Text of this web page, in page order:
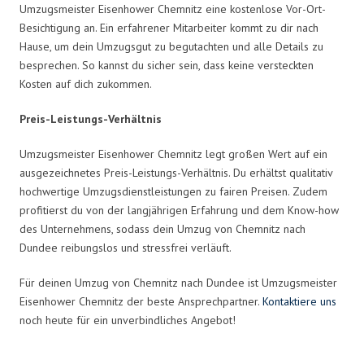
Umzugsmeister Eisenhower Chemnitz eine kostenlose Vor-Ort-
Besichtigung an. Ein erfahrener Mitarbeiter kommt zu dir nach
Hause, um dein Umzugsgut zu begutachten und alle Details zu
besprechen. So kannst du sicher sein, dass keine versteckten
Kosten auf dich zukommen.
Preis-Leistungs-Verhältnis
Umzugsmeister Eisenhower Chemnitz legt großen Wert auf ein
ausgezeichnetes Preis-Leistungs-Verhältnis. Du erhältst qualitativ
hochwertige Umzugsdienstleistungen zu fairen Preisen. Zudem
profitierst du von der langjährigen Erfahrung und dem Know-how
des Unternehmens, sodass dein Umzug von Chemnitz nach
Dundee reibungslos und stressfrei verläuft.
Für deinen Umzug von Chemnitz nach Dundee ist Umzugsmeister
Eisenhower Chemnitz der beste Ansprechpartner. Kontaktiere uns
noch heute für ein unverbindliches Angebot!